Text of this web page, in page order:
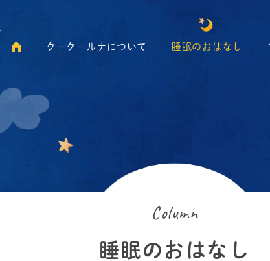
クークールナについて 睡眠のおはなし
Column
睡眠のおはなし